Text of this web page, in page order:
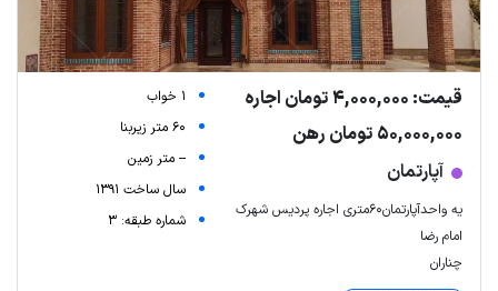
Leaflet| Map data © ariamarz.com
قیمت: 4,000,000 تومان اجاره
50,000,000 تومان رهن
آپارتمان
یه واحدآپارتمان۶۰متری اجاره پردیس شهرک
امام رضا
چناران
1 خواب
60 متر زیربنا
-- متر زمین
سال ساخت 1391
شماره طبقه: 3